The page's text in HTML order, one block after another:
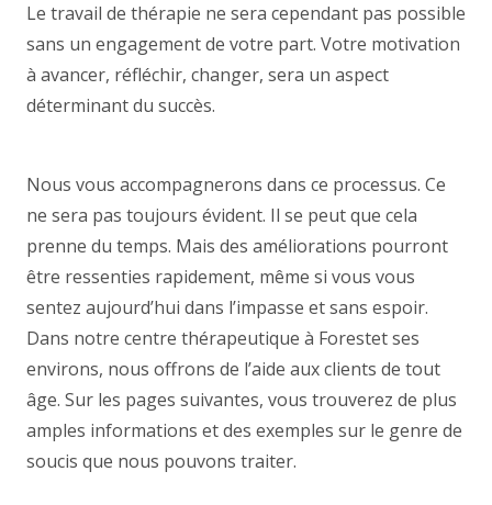
Le travail de thérapie ne sera cependant pas possible
sans un engagement de votre part. Votre motivation
à avancer, réfléchir, changer, sera un aspect
déterminant du succès.
Nous vous accompagnerons dans ce processus. Ce
ne sera pas toujours évident. Il se peut que cela
prenne du temps. Mais des améliorations pourront
être ressenties rapidement, même si vous vous
sentez aujourd’hui dans l’impasse et sans espoir.
Dans notre centre thérapeutique à Forestet ses
environs, nous offrons de l’aide aux clients de tout
âge. Sur les pages suivantes, vous trouverez de plus
amples informations et des exemples sur le genre de
soucis que nous pouvons traiter.